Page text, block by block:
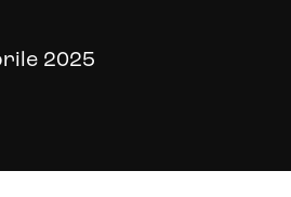
2025